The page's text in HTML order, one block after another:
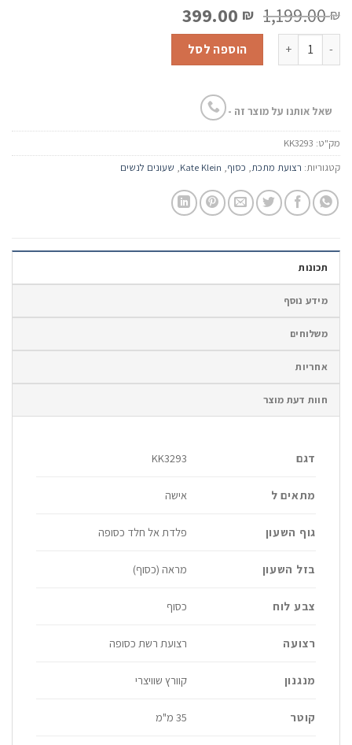
1,199.00₪ המחיר
המקורי
היה:
1,199.00 ₪.
399.00 ₪ המחיר
הנוכחי
399.00 ₪.
כמות של שעון יד Kate Klein KK3293 הוספה לסל
שאל אותנו על מוצר זה -
מק"ט: KK3293
קטגוריות: רצועת מתכת, כסוף,
Kate Klein
, שעונים לנשים
תכונות
מידע נוסף
משלוחים
אחריות
חוות דעת מוצר
דגם KK3293
מתאים ל אישה
גוף השעון פלדת אל חלד כסופה
בזל השעון מראה (כסוף)
צבע לוח כסוף
רצועה רצועת רשת כסופה
מנגנון קוורץ שוויצרי
קוטר 35 מ"מ